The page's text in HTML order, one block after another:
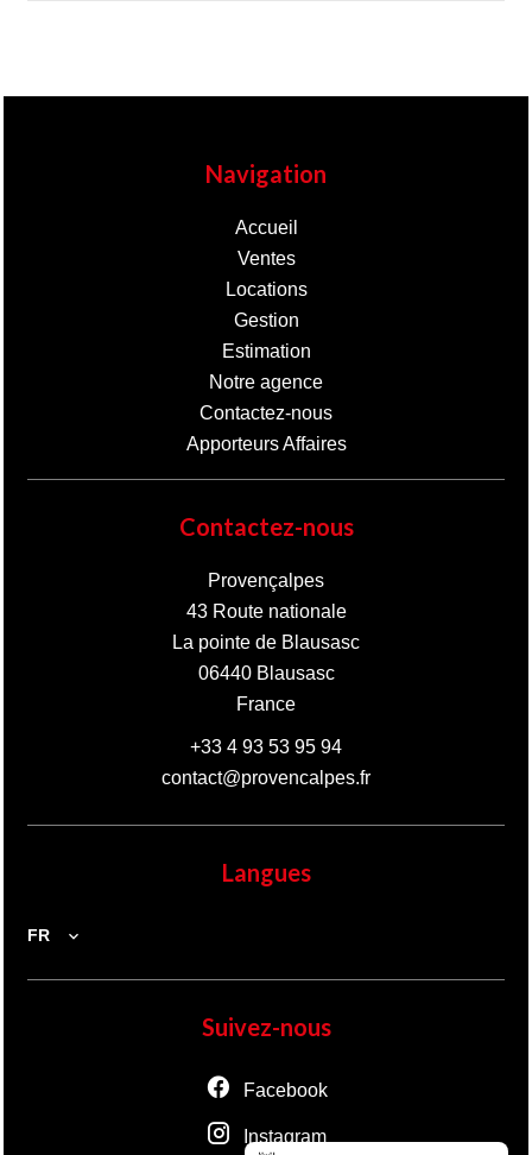
Navigation
Accueil
Ventes
Locations
Gestion
Estimation
Notre agence
Contactez-nous
Apporteurs Affaires
Contactez-nous
Provençalpes
43 Route nationale
La pointe de Blausasc
06440Blausasc
France
+33 4 93 53 95 94
contact@provencalpes.fr
Langues
FR
Suivez-nous
Facebook
Instagram